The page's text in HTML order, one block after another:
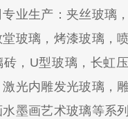
专业生产：夹丝玻璃
玻璃，烤漆玻璃，
砖，U型玻璃，长虹
光内雕发光玻璃，
墨画艺术玻璃等系